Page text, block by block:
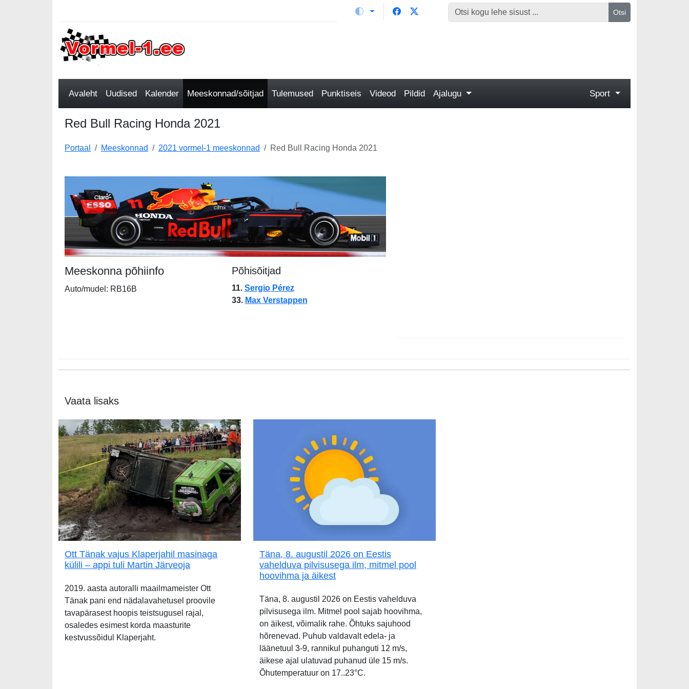
Otsi
Avaleht Uudised Kalender Meeskonnad/sõitjad Tulemused Punktiseis Videod Pildid Ajalugu Sport
Red Bull Racing Honda 2021
Portaal Meeskonnad 2021 vormel-1 meeskonnad Red Bull Racing Honda 2021
Meeskonna põhiinfo
Auto/mudel: RB16B
Põhisõitjad
11. Sergio Pérez
33. Max Verstappen
Vaata lisaks
Ott Tänak vajus Klaperjahil masinaga
külili – appi tuli Martin Järveoja
2019. aasta autoralli maailmameister Ott
Tänak pani end nädalavahetusel proovile
tavapärasest hoopis teistsugusel rajal,
osaledes esimest korda maasturite
kestvussõidul Klaperjaht.
Täna, 8. augustil 2026 on Eestis
vahelduva pilvisusega ilm, mitmel pool
hoovihma ja äikest
Täna, 8. augustil 2026 on Eestis vahelduva
pilvisusega ilm. Mitmel pool sajab hoovihma,
on äikest, võimalik rahe. Õhtuks sajuhood
hõrenevad. Puhub valdavalt edela- ja
läänetuul 3-9, rannikul puhanguti 12 m/s,
äikese ajal ulatuvad puhanud üle 15 m/s.
Õhutemperatuur on 17..23°C.